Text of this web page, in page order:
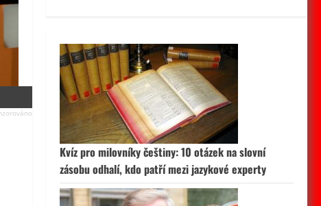
Kvíz pro milovníky češtiny: 10 otázek na slovní
zásobu odhalí, kdo patří mezi jazykové experty